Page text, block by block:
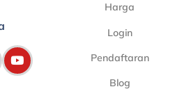
Harga
Login
Pendaftaran
Blog